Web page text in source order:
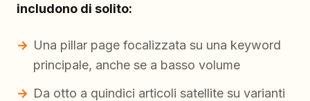
includono di solito:
Una pillar page focalizzata su una keyword
principale, anche se a basso volume
Da otto a quindici articoli satellite su varianti